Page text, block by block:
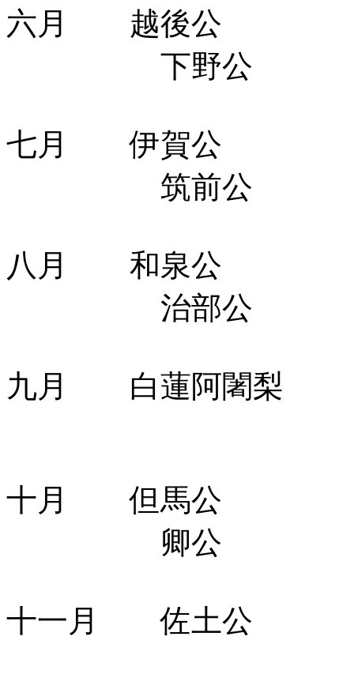
六月 越後公
下野公
七月 伊賀公
筑前公
八月 和泉公
治部公
九月 白蓮阿闍梨
十月 但馬公
卿公
十一月 佐土公